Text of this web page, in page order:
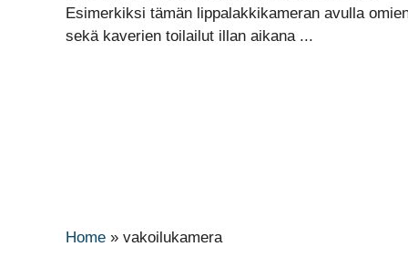
Esimerkiksi tämän lippalakkikameran avulla
sekä kaverien toilailut illan aikana ...
Home » vakoilukamera